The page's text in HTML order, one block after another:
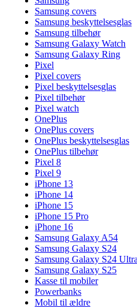
Samsung covers
Samsung beskyttelsesglas
Samsung tilbehør
Samsung Galaxy Watch
Samsung Galaxy Ring
Pixel
Pixel covers
Pixel beskyttelsesglas
Pixel tilbehør
Pixel watch
OnePlus
OnePlus covers
OnePlus beskyttelsesglas
OnePlus tilbehør
Pixel 8
Pixel 9
iPhone 13
iPhone 14
iPhone 15
iPhone 15 Pro
iPhone 16
Samsung Galaxy A54
Samsung Galaxy S24
Samsung Galaxy S24 Ultra
Samsung Galaxy S25
Kasse til mobiler
Powerbanks
Mobil til ældre